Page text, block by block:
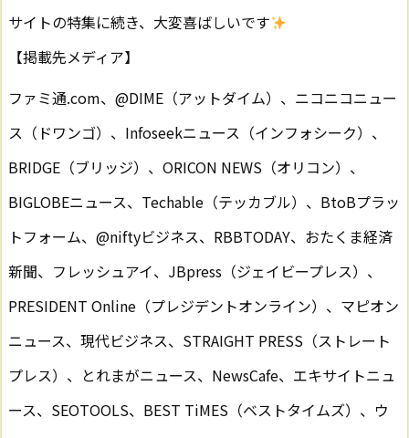
サイトの特集に続き、大変喜ばしいです
【掲載先メディア】
ファミ通.com、@DIME（アットダイム）、ニコニコニュー
ス（ドワンゴ）、Infoseekニュース（インフォシーク）、
BRIDGE（ブリッジ）、ORICON NEWS（オリコン）、
BIGLOBEニュース、Techable（テッカブル）、BtoBプラッ
トフォーム、@niftyビジネス、RBBTODAY、おたくま経済
新聞、フレッシュアイ、JBpress（ジェイビープレス）、
PRESIDENT Online（プレジデントオンライン）、マピオン
ニュース、現代ビジネス、STRAIGHT PRESS（ストレート
プレス）、とれまがニュース、NewsCafe、エキサイトニュ
ース、SEOTOOLS、BEST TiMES（ベストタイムズ）、ウ